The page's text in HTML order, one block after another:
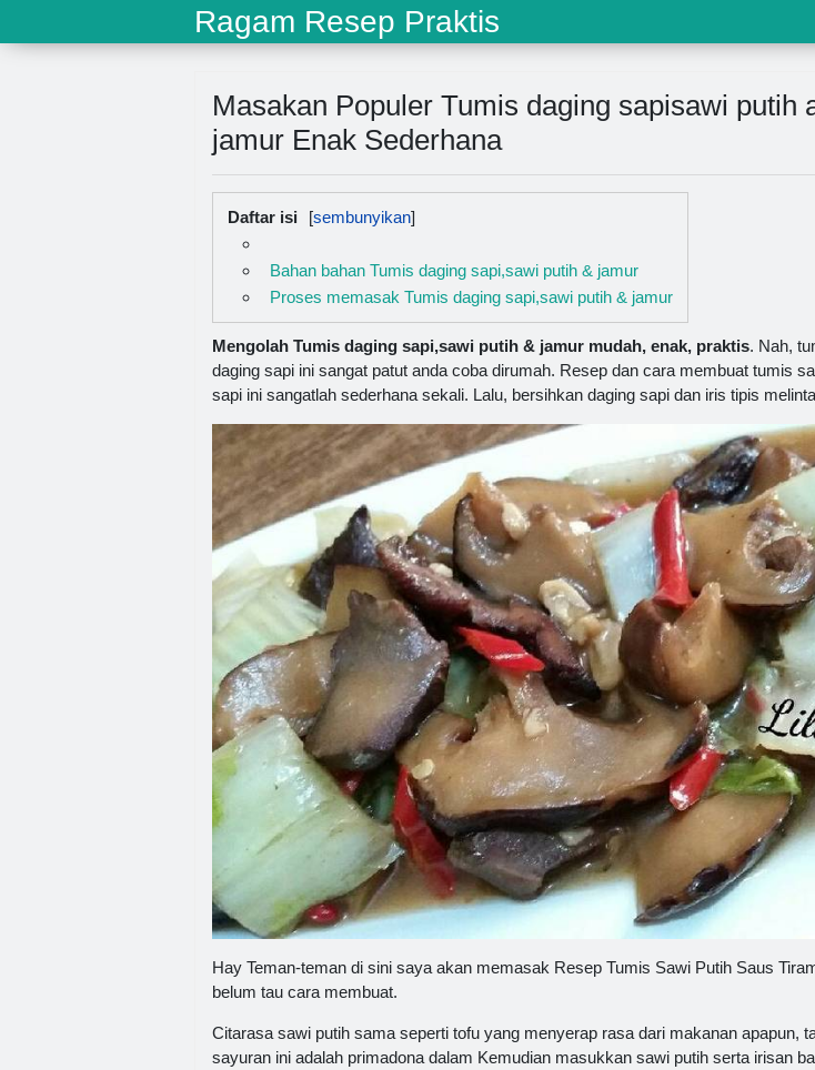
Ragam Resep Praktis
Masakan Populer Tumis daging sapisawi putih
jamur Enak Sederhana
Daftar isi
Bahan bahan Tumis daging sapi,sawi putih & jamur
Proses memasak Tumis daging sapi,sawi putih & jamur
Mengolah Tumis daging sapi,sawi putih & jamur mudah, enak, praktis. Nah,
daging sapi ini sangat patut anda coba dirumah. Resep dan cara membuat tumis
sapi ini sangatlah sederhana sekali. Lalu, bersihkan daging sapi dan iris tipis
Hay Teman-teman di sini saya akan memasak Resep Tumis Sawi Putih Saus
belum tau cara membuat.
Citarasa sawi putih sama seperti tofu yang menyerap rasa dari makanan apapun,
sayuran ini adalah primadona dalam Kemudian masukkan sawi putih serta irisan